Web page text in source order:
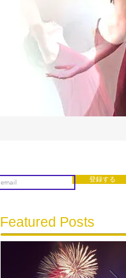
登録する
Featured Posts